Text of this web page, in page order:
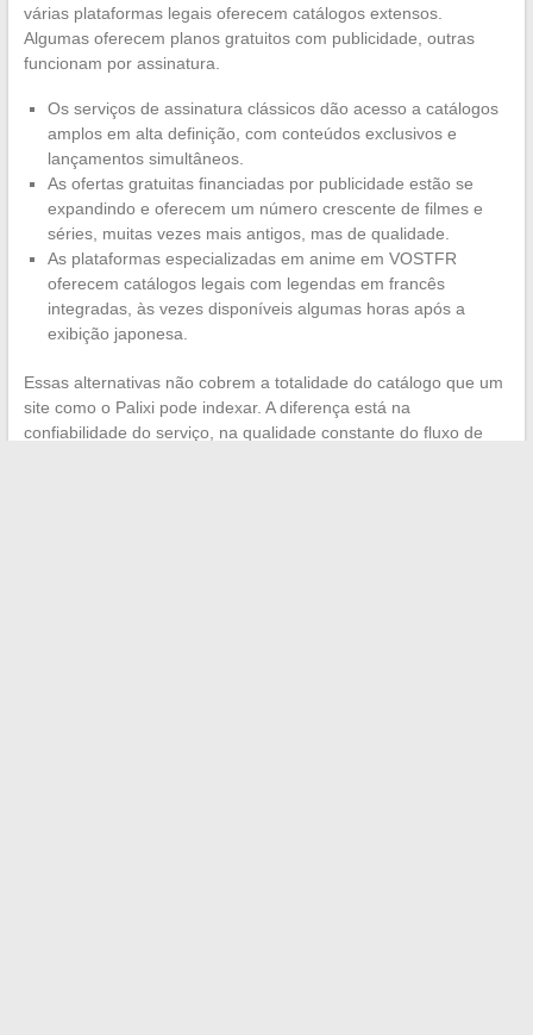
várias plataformas legais oferecem catálogos extensos.
Algumas oferecem planos gratuitos com publicidade, outras
funcionam por assinatura.
Os serviços de assinatura clássicos dão acesso a catálogos
amplos em alta definição, com conteúdos exclusivos e
lançamentos simultâneos.
As ofertas gratuitas financiadas por publicidade estão se
expandindo e oferecem um número crescente de filmes e
séries, muitas vezes mais antigos, mas de qualidade.
As plataformas especializadas em anime em VOSTFR
oferecem catálogos legais com legendas em francês
integradas, às vezes disponíveis algumas horas após a
exibição japonesa.
Essas alternativas não cobrem a totalidade do catálogo que um
site como o Palixi pode indexar. A diferença está na
confiabilidade do serviço, na qualidade constante do fluxo de